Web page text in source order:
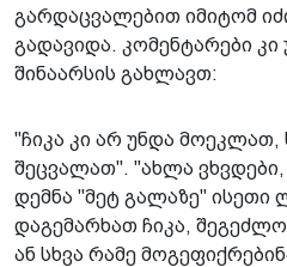
გარდაცვალებით იმიტომ
გადავიდა. კომენტარები კი
შინაარსის გახლავთ:
"ჩიკა კი არ უნდა მოეკლათ,
შეცვალათ". "ახლა ვხვდები,
დემნა "მეტ გალაზე" ისეთი
დაგემარხათ ჩიკა,
ან სხვა რამე